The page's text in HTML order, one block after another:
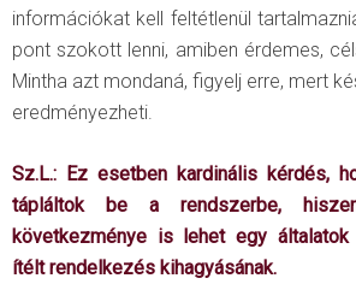
információkat kell feltétlenül
pont szokott lenni, amiben érdemes,
Mintha azt mondaná, figyelj erre, mert
eredményezheti.
Sz.L.: Ez esetben kardinális kérdés,
tápláltok be a rendszerbe,
következménye is lehet egy
ítélt rendelkezés kihagyásának.